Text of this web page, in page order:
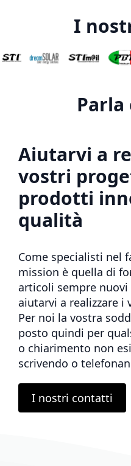
I
Parla
Aiutarvi a
vostri
prodotti
qualità
Come specialisti nel
mission è quella di
articoli sempre
aiutarvi a realizzare i
Per noi la vostra
posto quindi per
o chiarimento non
scrivendo o
I nostri contatti